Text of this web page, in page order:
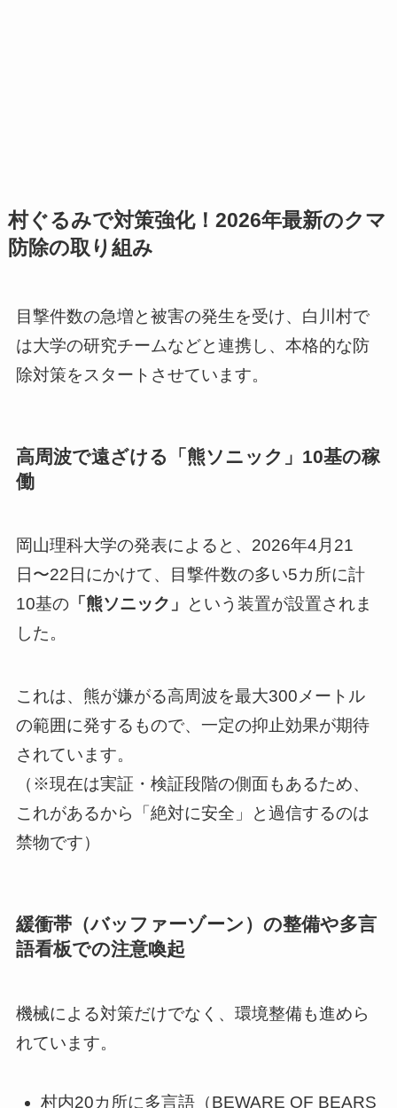
村ぐるみで対策強化！2026年最新のクマ
防除の取り組み
目撃件数の急増と被害の発生を受け、白川村で
は大学の研究チームなどと連携し、本格的な防
除対策をスタートさせています。
高周波で遠ざける「熊ソニック」10基の稼
働
岡山理科大学の発表によると、2026年4月21
日〜22日にかけて、目撃件数の多い5カ所に計
10基の「熊ソニック」
という装置が設置されま
した。
これは、熊が嫌がる高周波を最大300メートル
の範囲に発するもので、一定の抑止効果が期待
されています。
（※現在は実証・検証段階の側面もあるため、
これがあるから「絶対に安全」と過信するのは
禁物です）
緩衝帯（バッファーゾーン）の整備や多言
語看板での注意喚起
機械による対策だけでなく、環境整備も進めら
れています。
村内20カ所に多言語（BEWARE OF BEARS